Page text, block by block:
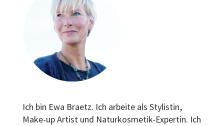
Ich bin Ewa Braetz. Ich arbeite als Stylistin,
Make-up Artist und Naturkosmetik-Expertin. Ich